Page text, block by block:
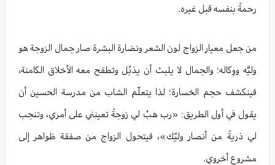
رحمةً بنفسه قبل غيره.
من جعل معيار الزواج لون الشعر ونضارة البشرة صار جمال الزوجة هو
وليَّه ووِكاله؛ والجمال لا يلبث أن يذبُل وتطفح معه الأخلاق الكامنة،
فينكشف حجم الخسارة؛ لذا يتعلّم الشاب من مدرسة الحسين أن
يقول في أول الطريق: «رب هبْ لي زوجةً تعينني على أمري، وتنجب
لي ذريةً من أنصار وليّك»، فيتحول الزواج من صفقة ظواهر إلى
مشروع أخروي.